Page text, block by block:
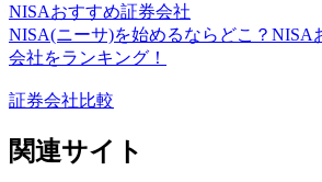
NISAおすすめ証券会社
NISA(ニーサ)を始めるならどこ？NISA
会社をランキング！
証券会社比較
関連サイト